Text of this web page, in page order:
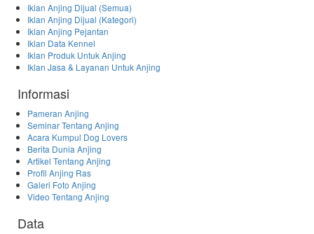
Iklan Anjing Dijual (Semua)
Iklan Anjing Dijual (Kategori)
Iklan Anjing Pejantan
Iklan Data Kennel
Iklan Produk Untuk Anjing
Iklan Jasa & Layanan Untuk Anjing
Informasi
Pameran Anjing
Seminar Tentang Anjing
Acara Kumpul Dog Lovers
Berita Dunia Anjing
Artikel Tentang Anjing
Profil Anjing Ras
Galeri Foto Anjing
Video Tentang Anjing
Data